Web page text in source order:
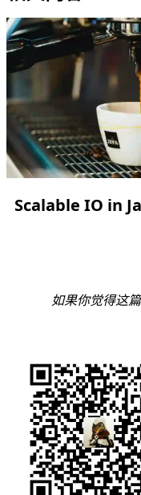
Scalable IO in
如果你觉得这